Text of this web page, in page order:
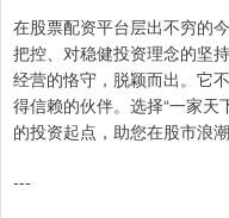
在股票配资平台层出不穷的
把控、对稳健投资理念的坚
经营的恪守，脱颖而出。它
得信赖的伙伴。选择“一家天
的投资起点，助您在股市浪
---